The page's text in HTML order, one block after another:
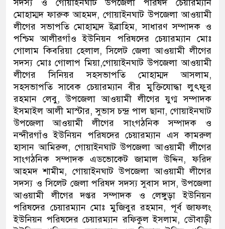
সদস্য ও গোয়াইনঘাট উপজেলা পরিষদ চেয়ারম্যান
মোহাম্মদ ফারুক আহমদ, গোয়াইনঘাট উপজেলা আওয়ামী
লীগের সভাপতি মোহাম্মদ ইব্রাহিম, সাধারণ সম্পাদক ও
পশ্চিম আলীরগাঁও ইউনিয়ন পরিষদের চেয়ারম্যান মোঃ
গোলাম কিবরিয়া হেলাল, সিলেট জেলা আওয়ামী লীগের
সদস্য মোঃ গোলাপ মিয়া,গোয়াইনঘাট উপজেলা আওয়ামী
লীগের সিনিয়র সহসভাপতি মোহাম্মদ আসলাম,
সহসভাপতি সাবেক চেয়ারম্যান বীর মুক্তিযোদ্ধা লুৎফুর
রহমান লেবু, উপজেলা আওয়ামী লীগের যুগ্ম সম্পাদক
ইসমাইল আলী মাস্টার, সুভাস চন্দ্র পাল ছানা, গোয়াইনঘাট
উপজেলা আওয়ামী লীগের সাংগঠনিক সম্পাদক ও
নন্দীরগাঁও ইউনিয়ন পরিষদের চেয়ারম্যান এস কামরুল
হাসান আমিরুল, গোয়াইনঘাট উপজেলা আওয়ামী লীগের
সাংগঠনিক সম্পাদক এডভোকেট জামাল উদ্দিন, ফরিদ
আহমদ শামীম, গোয়াইনঘাট উপজেলা আওয়ামী লীগের
সদস্য ও সিলেট জেলা পরিষদ সদস্য সুবাস দাস, উপজেলা
আওয়ামী লীগের দপ্তর সম্পাদক ও লেঙ্গুড়া ইউনিয়ন
পরিষদের চেয়ারম্যান মোঃ মুজিবুর রহমান, পূর্ব জাফলং
ইউনিয়ন পরিষদের চেয়ারম্যান রফিকুল ইসলাম, ডৌবাড়ী